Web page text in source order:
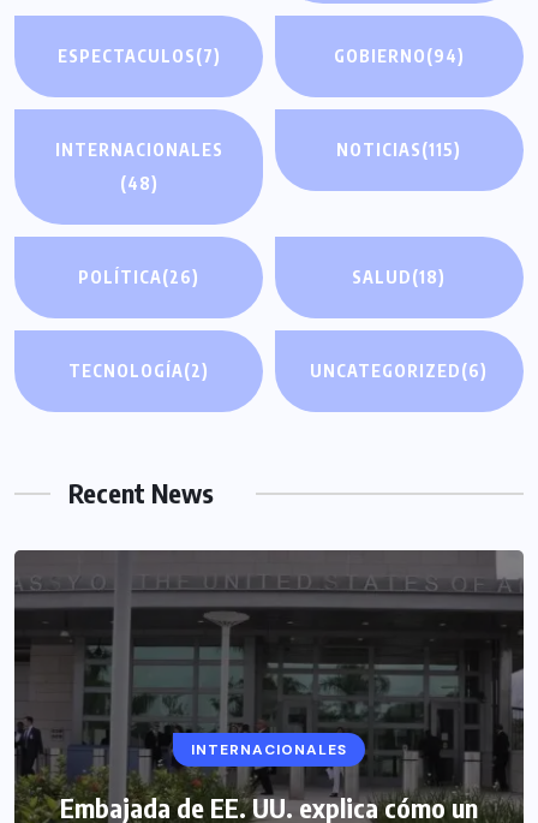
ESPECTACULOS(7) GOBIERNO(94)
INTERNACIONALES
(48)
NOTICIAS(115)
POLÍTICA(26) SALUD(18)
TECNOLOGÍA(2) UNCATEGORIZED(6)
Recent News
INTERNACIONALES
Embajada de EE. UU. explica cómo un